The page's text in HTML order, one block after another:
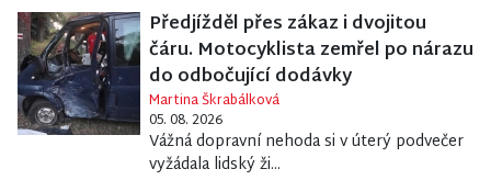
Předjížděl přes zákaz i dvojitou
čáru. Motocyklista zemřel po nárazu
do odbočující dodávky
Martina Škrabálková
05. 08. 2026
Vážná dopravní nehoda si v úterý podvečer
vyžádala lidský ži...